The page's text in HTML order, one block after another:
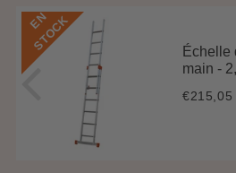
E
N
S
T
O
C
K
Échelle
main -
Prix